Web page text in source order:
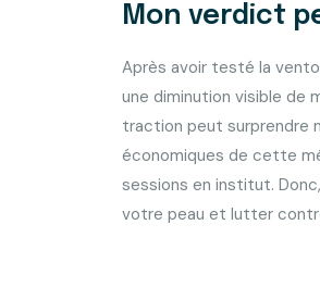
Mon verdict
Après avoir testé la
une diminution visible de
traction peut surprendre
économiques de cette
sessions en institut.
votre peau et lutter